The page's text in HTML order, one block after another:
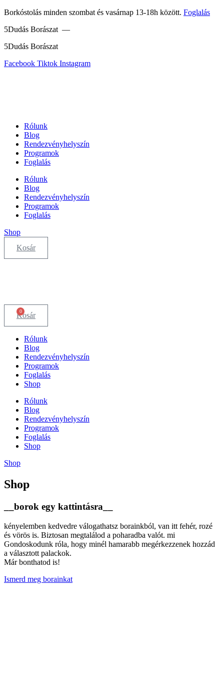
Ugrás
tartalomhoz
Borkóstolás minden szombat és vasárnap 13-18h között. Foglalás
5Dudás Borászat —
5Dudás Borászat
Facebook Tiktok Instagram
Rólunk
Blog
Rendezvényhelyszín
Programok
Foglalás
Rólunk
Blog
Rendezvényhelyszín
Programok
Foglalás
Shop
Kosár
0
Kosár
Rólunk
Blog
Rendezvényhelyszín
Programok
Foglalás
Shop
Rólunk
Blog
Rendezvényhelyszín
Programok
Foglalás
Shop
Shop
Shop
__borok egy kattintásra__
kényelemben kedvedre válogathatsz borainkból, van itt fehér, rozé
és vörös is. Biztosan megtalálod a poharadba valót. mi
Gondoskodunk róla, hogy minél hamarabb megérkezzenek hozzád
a választott palackok.
Már bonthatod is!
Ismerd meg borainkat